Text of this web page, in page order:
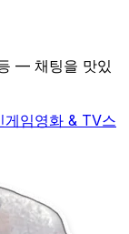
— 채팅을 맛있
게임영화 & TV스